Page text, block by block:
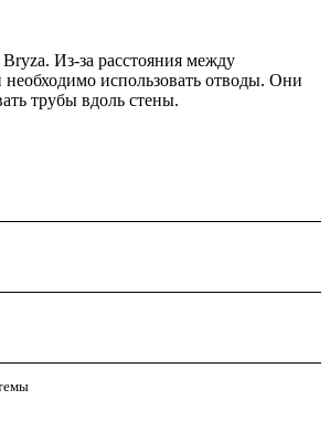
Из-за расстояния между
необходимо использовать отводы. Они
трубы вдоль стены.